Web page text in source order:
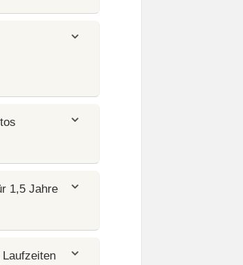
1,5 Jahre